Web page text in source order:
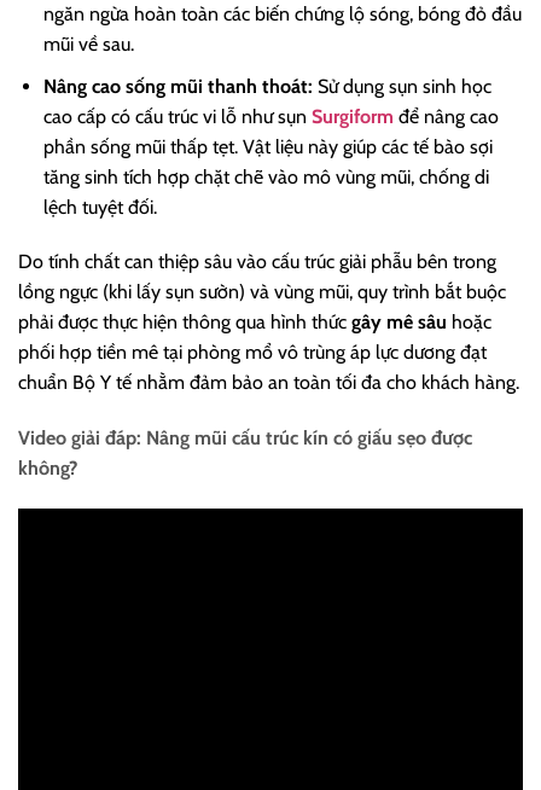
ngăn ngừa hoàn toàn các biến chứng lộ sóng, bóng đỏ đầu
mũi về sau.
Nâng cao sống mũi thanh thoát: Sử dụng sụn sinh học
cao cấp có cấu trúc vi lỗ như sụn Surgiform để nâng cao
phần sống mũi thấp tẹt. Vật liệu này giúp các tế bào sợi
tăng sinh tích hợp chặt chẽ vào mô vùng mũi, chống di
lệch tuyệt đối.
Do tính chất can thiệp sâu vào cấu trúc giải phẫu bên trong
lồng ngực (khi lấy sụn sườn) và vùng mũi, quy trình bắt buộc
phải được thực hiện thông qua hình thức gây mê sâu hoặc
phối hợp tiền mê tại phòng mổ vô trùng áp lực dương đạt
chuẩn Bộ Y tế nhằm đảm bảo an toàn tối đa cho khách hàng.
Video giải đáp: Nâng mũi cấu trúc kín có giấu sẹo được
không?